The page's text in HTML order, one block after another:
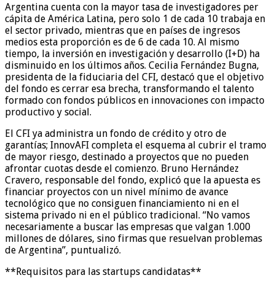
Argentina cuenta con la mayor tasa de investigadores per
cápita de América Latina, pero solo 1 de cada 10 trabaja en
el sector privado, mientras que en países de ingresos
medios esta proporción es de 6 de cada 10. Al mismo
tiempo, la inversión en investigación y desarrollo (I+D) ha
disminuido en los últimos años. Cecilia Fernández Bugna,
presidenta de la fiduciaria del CFI, destacó que el objetivo
del fondo es cerrar esa brecha, transformando el talento
formado con fondos públicos en innovaciones con impacto
productivo y social.
El CFI ya administra un fondo de crédito y otro de
garantías; InnovAFI completa el esquema al cubrir el tramo
de mayor riesgo, destinado a proyectos que no pueden
afrontar cuotas desde el comienzo. Bruno Hernández
Cravero, responsable del fondo, explicó que la apuesta es
financiar proyectos con un nivel mínimo de avance
tecnológico que no consiguen financiamiento ni en el
sistema privado ni en el público tradicional. “No vamos
necesariamente a buscar las empresas que valgan 1.000
millones de dólares, sino firmas que resuelvan problemas
de Argentina”, puntualizó.
**Requisitos para las startups candidatas**